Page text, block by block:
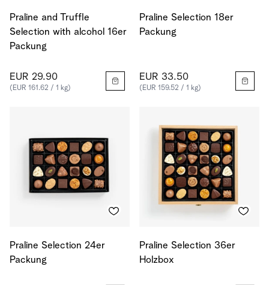
Praline and Truffle
Selection with alcohol 16er
Packung
EUR 29.90
(EUR 161.62 / 1 kg)
Praline Selection 18er
Packung
EUR 33.50
(EUR 159.52 / 1 kg)
Praline Selection 24er
Packung
Praline Selection 36er
Holzbox